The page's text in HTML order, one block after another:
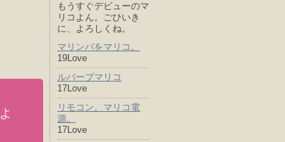
よ
もうすぐデビューのマ
リコよん。ごひいき
に、よろしくね。
マリンバをマリコ。
19Love
ルバーブマリコ
17Love
リモコン。マリコ電
源。
17Love